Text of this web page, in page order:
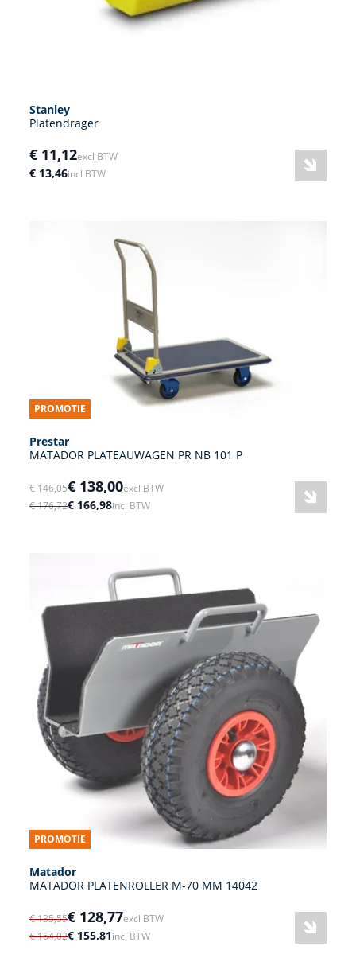
Stanley
Platendrager
€ 11,12excl BTW
€ 13,46incl BTW
PROMOTIE
Prestar
MATADOR PLATEAUWAGEN PR NB 101 P
€ 146,05€ 138,00excl BTW
€ 176,72€ 166,98incl BTW
PROMOTIE
Matador
MATADOR PLATENROLLER M-70 MM 14042
€ 135,55€ 128,77excl BTW
€ 164,02€ 155,81incl BTW